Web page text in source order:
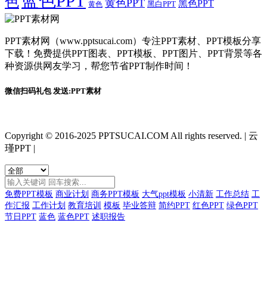
黄色 黄色PPT 黑白PPT 黑色PPT
PPT素材网（www.pptsucai.com）专注PPT素材、PPT模板分享
下载！免费提供PPT图表、PPT模板、PPT图片、PPT背景等各
种资源供网友学习，帮您节省PPT制作时间！
微信扫码礼包 发送:PPT素材
Copyright © 2016-2025 PPTSUCAI.COM All rights reserved. | 云
瑾PPT |
免费PPT模板 商业计划 商务PPT模板 大气ppt模板 小清新 工作总结 工
作汇报 工作计划 教育培训 模板 毕业答辩 简约PPT 红色PPT 绿色PPT
节日PPT 蓝色 蓝色PPT 述职报告